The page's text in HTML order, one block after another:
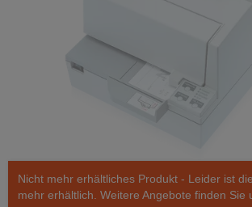
Nicht mehr erhältliches Produkt - Leider ist
mehr erhältlich. Weitere Angebote finden Sie